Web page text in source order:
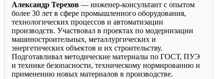
Александр Терехов — инженер-консультант с опытом
более 30 лет в сфере промышленного оборудования,
технологических процессов и автоматизации
производств. Участвовал в проектах по модернизации
машиностроительных, металлургических и
энергетических объектов и их строительству.
Подготавливал методические материалы по ГОСТ, ПУЭ
и технике безопасности, техническому нормированию и
применению новых материалов в производстве.